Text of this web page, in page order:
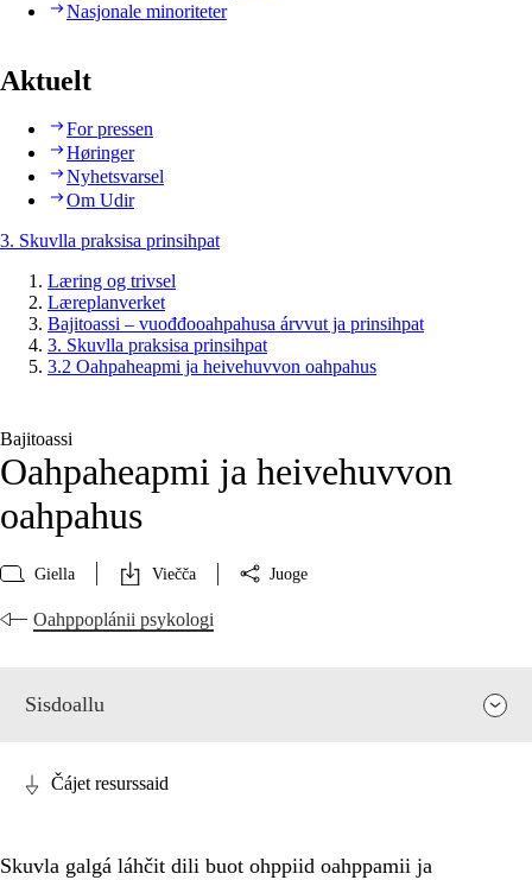
Nasjonale minoriteter
Aktuelt
For pressen
Høringer
Nyhetsvarsel
Om Udir
3. Skuvlla praksisa prinsihpat
Læring og trivsel
Læreplanverket
Bajitoassi – vuođđooahpahusa árvvut ja prinsihpat
3. Skuvlla praksisa prinsihpat
3.2 Oahpaheapmi ja heivehuvvon oahpahus
Bajitoassi
Oahpaheapmi ja heivehuvvon
oahpahus
Giella Viečča Juoge
Oahppoplánii psykologi
Sisdoallu
Čájet resurssaid
Skuvla galgá láhčit dili buot ohppiid oahppamii ja